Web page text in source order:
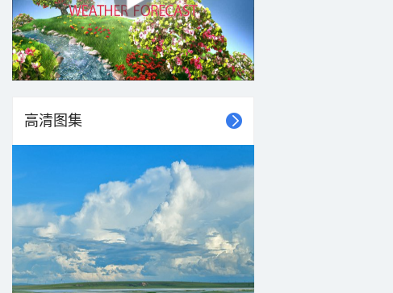
<3级 <3级 <3级 <3级 <3级
高清图集